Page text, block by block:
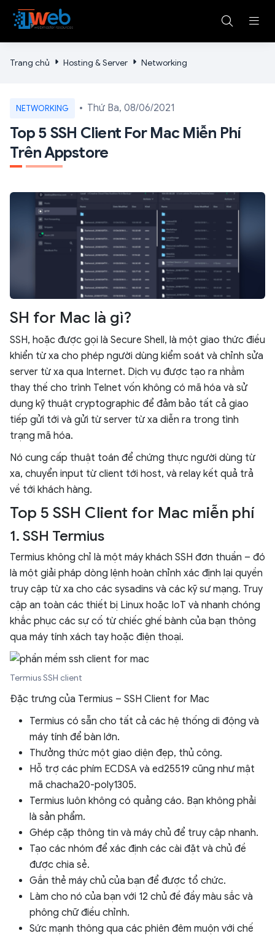
Trang chủ Hosting & Server Networking
NETWORKING Thứ Ba, 08/06/2021
Top 5 SSH Client For Mac Miễn Phí
Trên Appstore
SH for Mac là gì?
SSH, hoặc được gọi là Secure Shell, là một giao thức điều
khiển từ xa cho phép người dùng kiểm soát và chỉnh sửa
server từ xa qua Internet. Dịch vụ được tạo ra nhằm
thay thế cho trình Telnet vốn không có mã hóa và sử
dụng kỹ thuật cryptographic để đảm bảo tất cả giao
tiếp gửi tới và gửi từ server từ xa diễn ra trong tình
trạng mã hóa.
Nó cung cấp thuật toán để chứng thực người dùng từ
xa, chuyển input từ client tới host, và relay kết quả trả
về tới khách hàng.
Top 5 SSH Client for Mac miễn phí
1. SSH Termius
Termius không chỉ là một máy khách SSH đơn thuần – đó
là một giải pháp dòng lệnh hoàn chỉnh xác định lại quyền
truy cập từ xa cho các sysadins và các kỹ sư mạng. Truy
cập an toàn các thiết bị Linux hoặc IoT và nhanh chóng
khắc phục các sự cố từ chiếc ghế bành của bạn thông
qua máy tính xách tay hoặc điện thoại.
Termius SSH client
Đặc trưng của Termius – SSH Client for Mac
Termius có sẵn cho tất cả các hệ thống di động và
máy tính để bàn lớn.
Thưởng thức một giao diện đẹp, thủ công.
Hỗ trợ các phím ECDSA và ed25519 cũng như mật
mã chacha20-poly1305.
Termius luôn không có quảng cáo. Bạn không phải
là sản phẩm.
Ghép cặp thông tin và máy chủ để truy cập nhanh.
Tạo các nhóm để xác định các cài đặt và chủ đề
được chia sẻ.
Gắn thẻ máy chủ của bạn để được tổ chức.
Làm cho nó của bạn với 12 chủ đề đầy màu sắc và
phông chữ điều chỉnh.
Sức mạnh thông qua các phiên đêm muộn với chế